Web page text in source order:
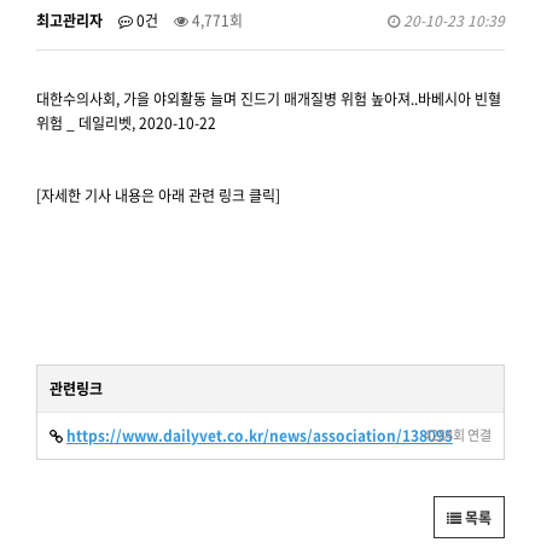
최고관리자 0건 4,771회 20-10-23 10:39
대한수의사회, 가을 야외활동 늘며 진드기 매개질병 위험 높아져..바베시아 빈혈
위험 _ 데일리벳, 2020-10-22
[자세한 기사 내용은 아래 관련 링크 클릭]
관련링크
https://www.dailyvet.co.kr/news/association/1380954284회 연결
목록